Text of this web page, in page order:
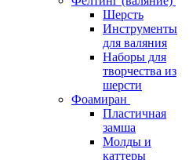
Шерсть
Инструменты
для валяния
Наборы для
творчества из
шерсти
Фоамиран
Пластичная
замша
Молды и
каттеры